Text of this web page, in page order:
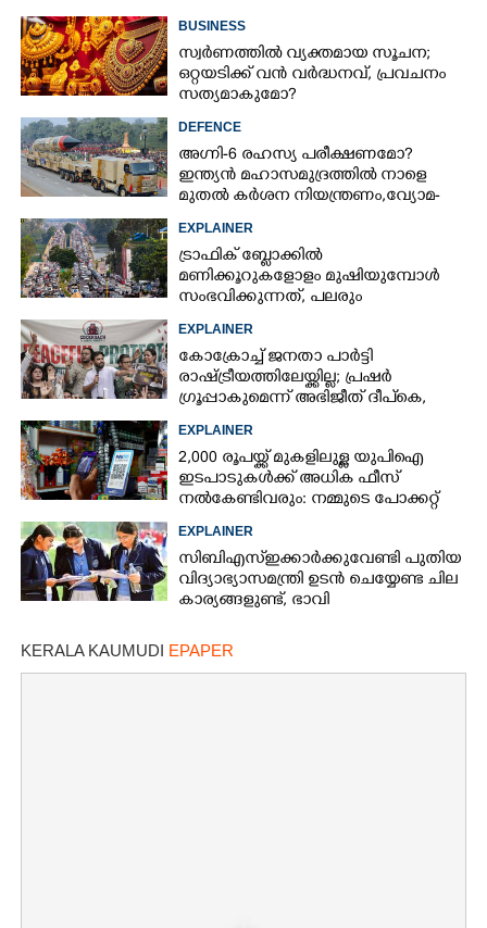
BUSINESS
സ്വര്‍ണത്തില്‍ വ്യക്തമായ സൂചന;
ഒറ്റയടിക്ക് വന്‍ വര്‍ദ്ധനവ്, പ്രവചനം
സത്യമാകുമോ?
DEFENCE
അഗ്നി-6 രഹസ്യ പരീക്ഷണമോ?
ഇന്ത്യൻ മഹാസമുദ്രത്തിൽ നാളെ
മുതൽ കർശന നിയന്ത്രണം,വ്യോമ-
സമുദ്ര പാതകൾ അടയ്ക്കും
EXPLAINER
ട്രാഫിക് ബ്ലോക്കിൽ
മണിക്കൂറുകളോളം മുഷിയുമ്പോൾ
സംഭവിക്കുന്നത്, പലരും
തളർന്നുപോകുന്നതിന്റെ കാരണം
ഇതാണ്
EXPLAINER
കോക്രോച്ച് ജനതാ പാർട്ടി
രാഷ്ട്രീയത്തിലേയ്ക്കില്ല; പ്രഷർ
ഗ്രൂപ്പാകുമെന്ന് അഭിജീത് ദീപ്‌കെ,
എന്താണിതിനർത്ഥം?
EXPLAINER
2,000 രൂപയ്ക്ക് മുകളിലുള്ള യുപിഐ
ഇടപാടുകൾക്ക് അധിക ഫീസ്
നൽകേണ്ടിവരും: നമ്മുടെ പോക്കറ്റ്
കീറുമോ?
EXPLAINER
സിബിഎസ്ഇക്കാർക്കുവേണ്ടി പുതിയ
വിദ്യാഭ്യാസമന്ത്രി ഉടൻ ചെയ്യേണ്ട ചില
കാര്യങ്ങളുണ്ട്, ഭാവി
വിദ്യാർത്ഥികൾ
KERALA KAUMUDI EPAPER